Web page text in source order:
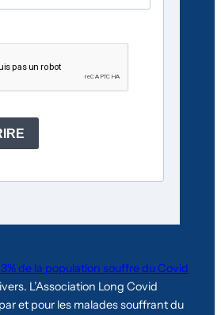
de la population souffre du Covid
L’Association Long Covid
et pour les malades souffrant du